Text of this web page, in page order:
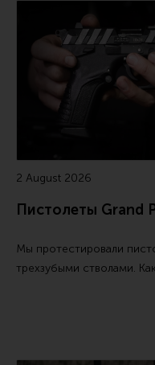
2 August 2026
Пистолеты Grand
Мы протестировали
трехзубыми стволами.